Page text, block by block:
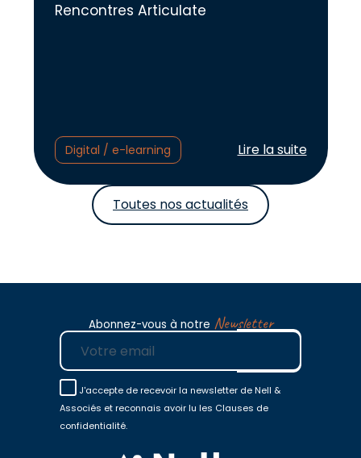
Rencontres Articulate
Digital / e-learning Lire l'article :
Lire la suite
Toutes nos actualités
Abonnez-vous à notre Newsletter
E-mail
J'accepte de recevoir la newsletter de Nell &
Associés et reconnais avoir lu les Clauses de
confidentialité.